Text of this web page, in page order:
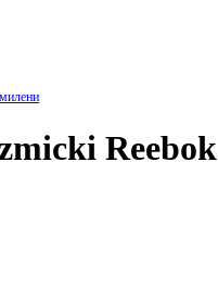
Reebok